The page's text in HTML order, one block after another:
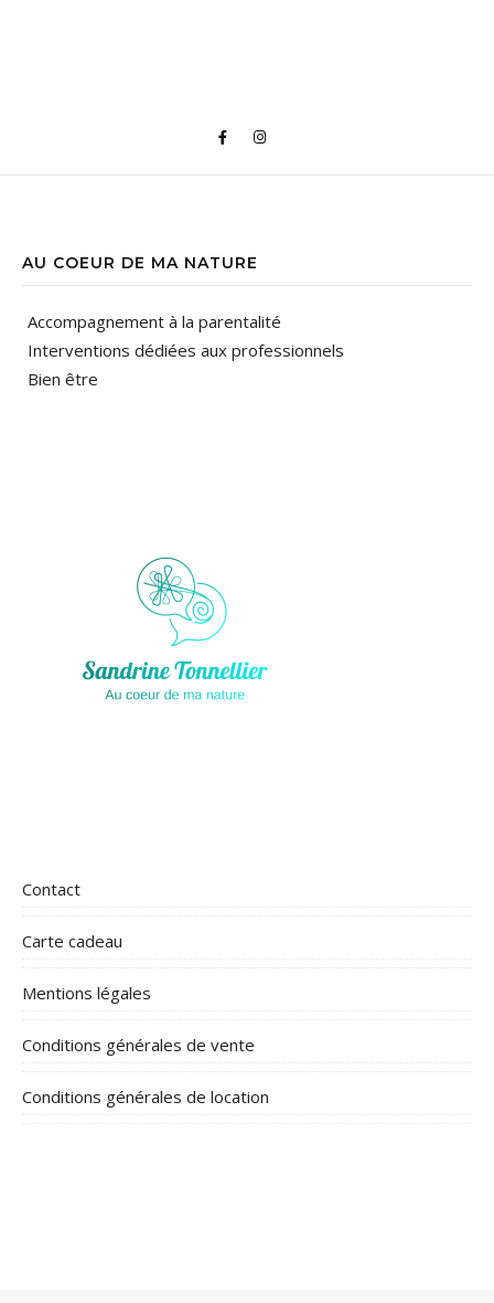
AU COEUR DE MA NATURE
Accompagnement à la parentalité
Interventions dédiées aux professionnels
Bien être
Contact
Carte cadeau
Mentions légales
Conditions générales de vente
Conditions générales de location